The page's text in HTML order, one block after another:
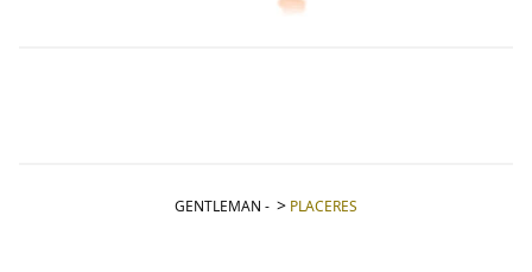
GENTLEMAN - PLACERES